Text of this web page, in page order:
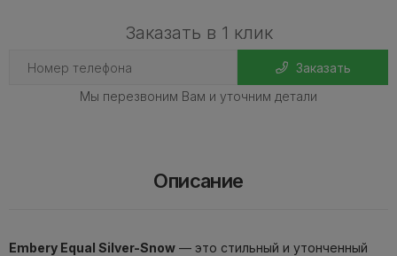
Заказать в 1 клик
Заказать
Мы перезвоним Вам и уточним детали
Описание
Embery Equal Silver-Snow — это стильный и утонченный